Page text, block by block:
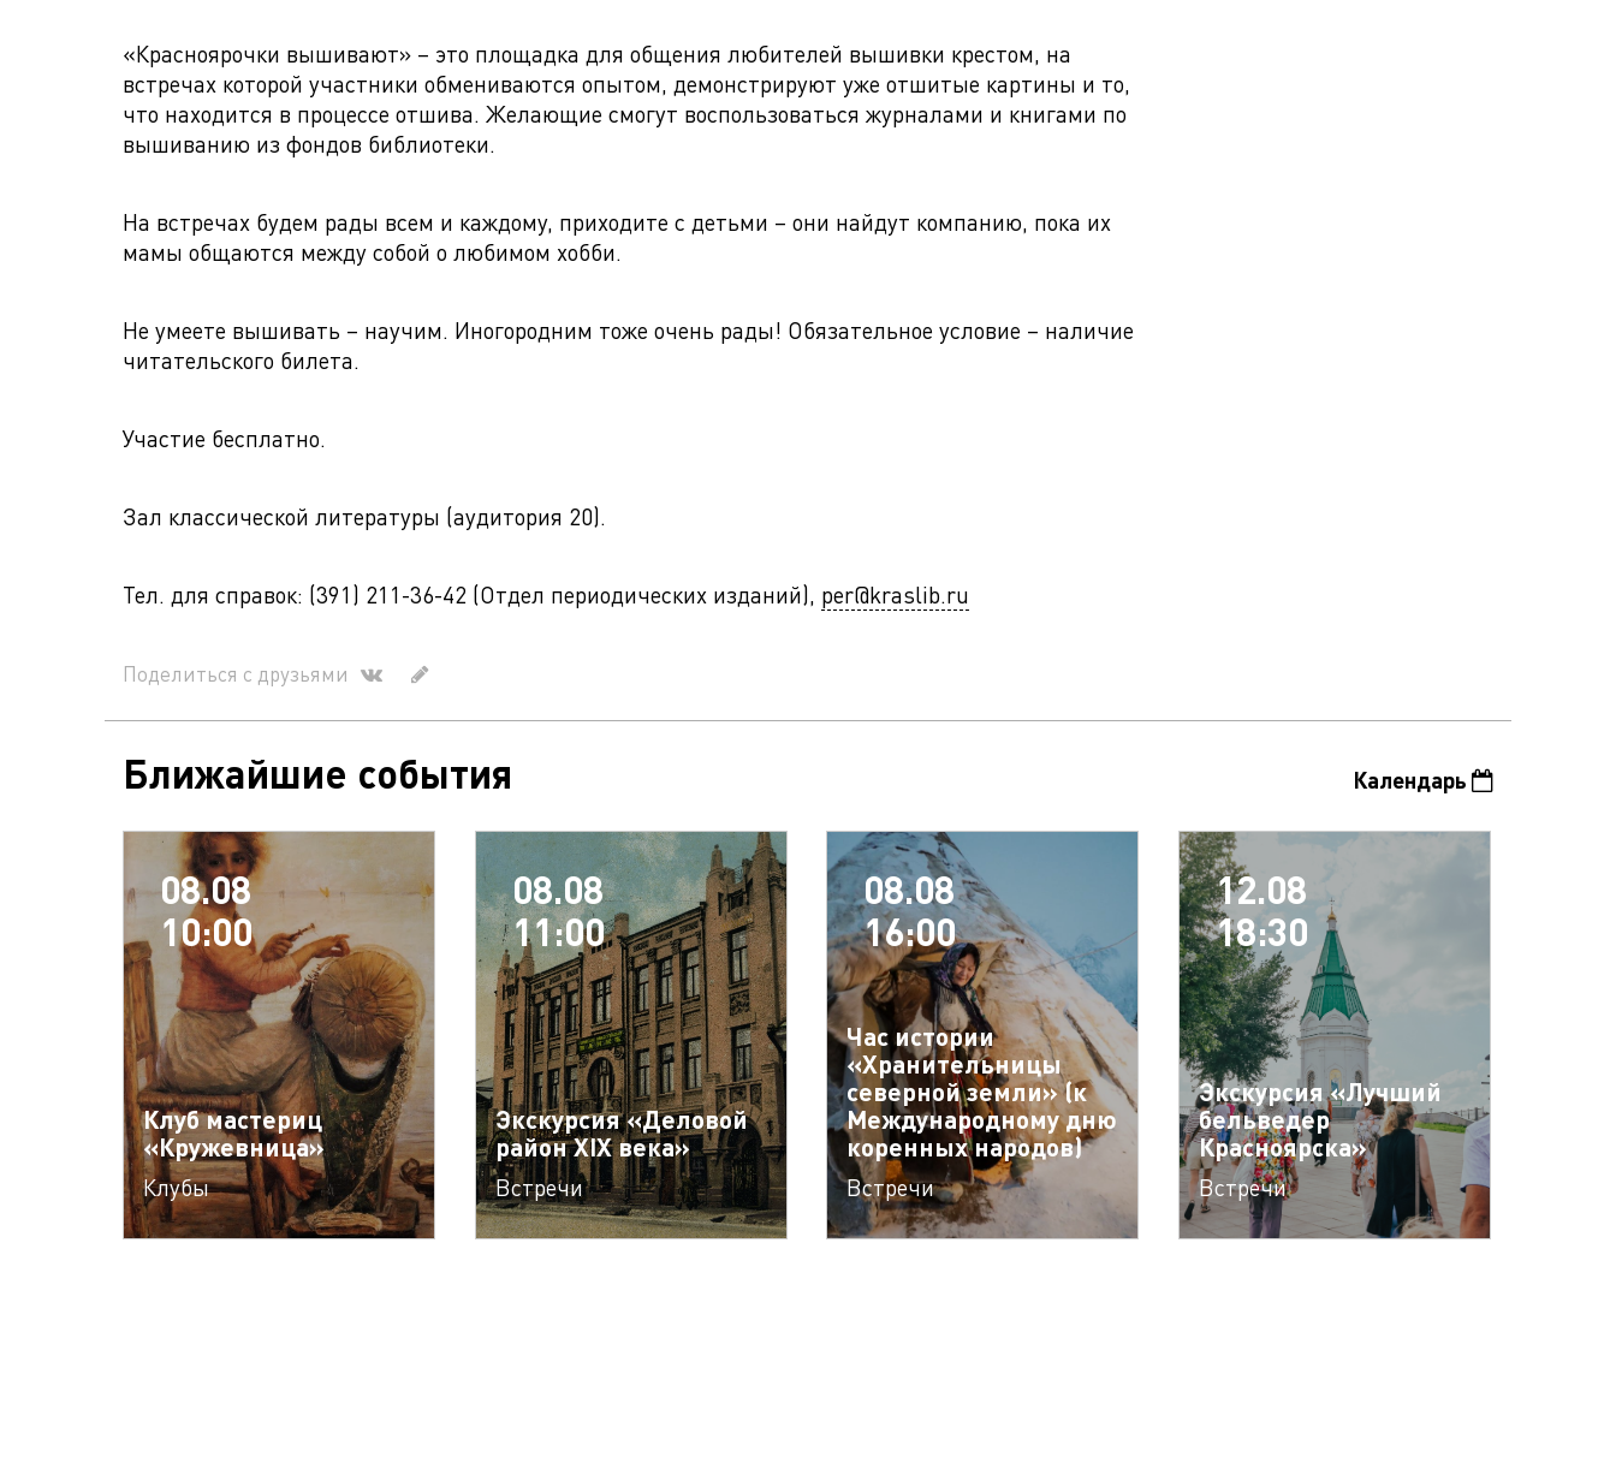
«Красноярочки вышивают» – это площадка для общения любителей вышивки крестом, на
встречах которой участники обмениваются опытом, демонстрируют уже отшитые картины и то,
что находится в процессе отшива. Желающие смогут воспользоваться журналами и книгами по
вышиванию из фондов библиотеки.
На встречах будем рады всем и каждому, приходите с детьми – они найдут компанию, пока их
мамы общаются между собой о любимом хобби.
Не умеете вышивать – научим. Иногородним тоже очень рады! Обязательное условие – наличие
читательского билета.
Участие бесплатно.
Зал классической литературы (аудитория 20).
Тел. для справок: (391) 211-36-42 (Отдел периодических изданий), per@kraslib.ru
Поделиться с друзьями
Ближайшие события Календарь
08.08
10:00
Клуб мастериц
«Кружевница»
Клубы
08.08
11:00
Экскурсия «Деловой
район XIX века»
Встречи
08.08
16:00
Час истории
«Хранительницы
северной земли» (к
Международному дню
коренных народов)
Встречи
12.08
18:30
Экскурсия «Лучший
бельведер
Красноярска»
Встречи